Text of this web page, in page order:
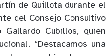
de Quillota durante el
del Consejo Consultivo
Cubillos, quien
“Destacamos una